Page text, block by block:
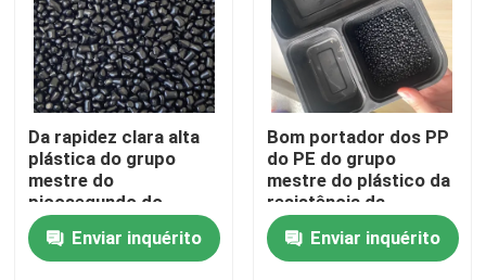
Para casa
Produtos
Vídeos
Da rapidez clara alta
plástica do grupo
mestre do
picosegundo do
ANIMAL DE
ESTIMAÇÃO do PC
resistência da
Enviar inquérito
Bom portador dos PP
do PE do grupo
mestre do plástico da
resistência da
migração
Enviar inquérito